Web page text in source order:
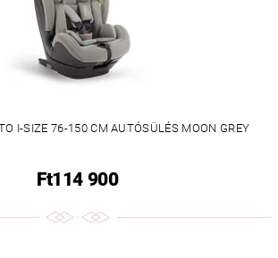
I-SIZE 76-150 CM AUTÓSÜLÉS MOON GREY
Ft114 900